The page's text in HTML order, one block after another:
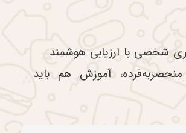
شخصی با ارزیابی هوشمند
آموزش هم باید